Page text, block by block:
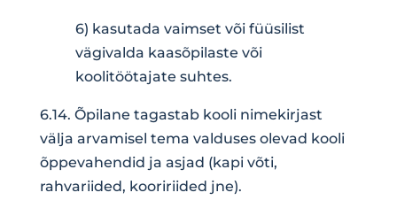
6) kasutada vaimset või füüsilist
vägivalda kaasõpilaste või
koolitöötajate suhtes.
6.14. Õpilane tagastab kooli nimekirjast
välja arvamisel tema valduses olevad kooli
õppevahendid ja asjad (kapi võti,
rahvariided, kooririided jne).